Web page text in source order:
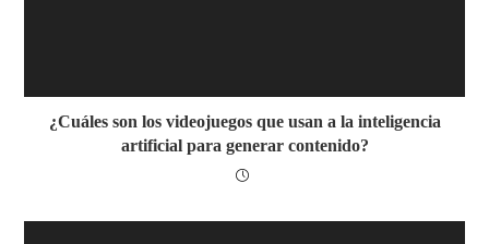
¿Cuáles son los videojuegos que usan a la inteligencia
artificial para generar contenido?